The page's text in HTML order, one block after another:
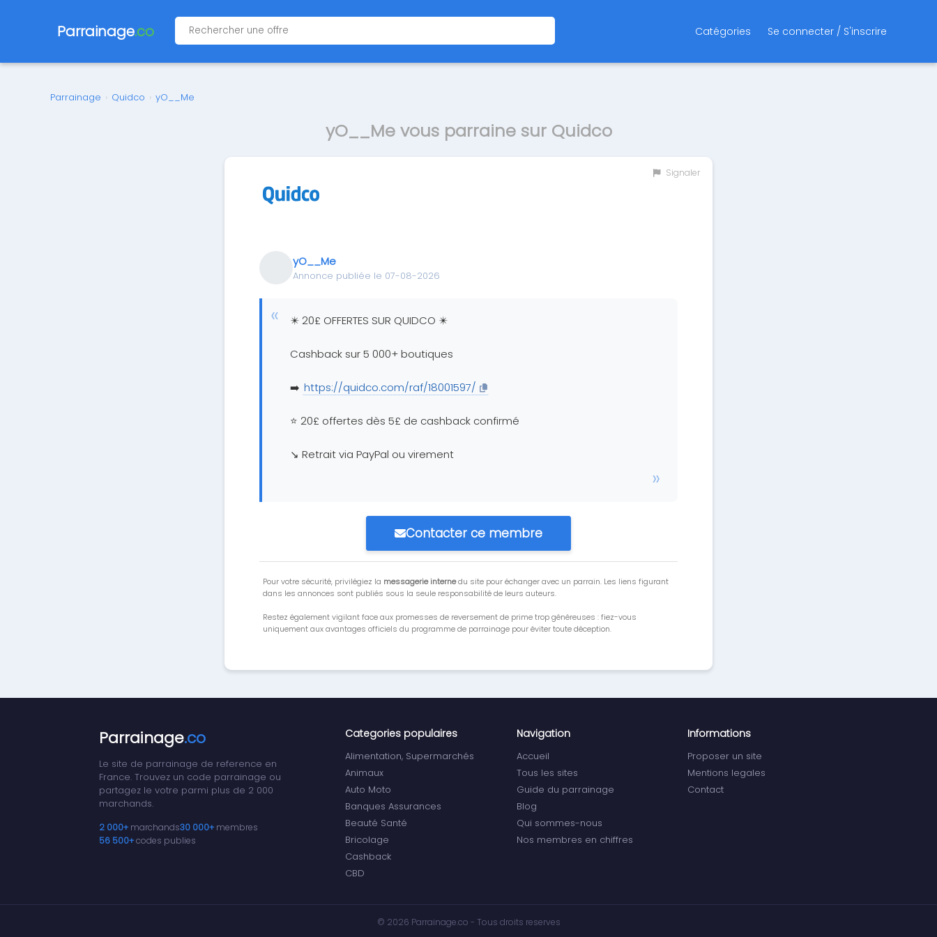
Parrainage.co Catégories Se connecter / S'inscrire
Parrainage › Quidco › yO__Me
yO__Me vous parraine sur Quidco
Signaler
yO__Me
Annonce publiée le 07-08-2026
✴️ 20£ OFFERTES SUR QUIDCO ✴️
Cashback sur 5 000+ boutiques
➡️ https://quidco.com/raf/18001597/
⭐ 20£ offertes dès 5£ de cashback confirmé
↘️ Retrait via PayPal ou virement
Contacter ce membre
Pour votre sécurité, privilégiez la messagerie internedu site pour échanger avec un parrain. Les liens figurant
dans les annonces sont publiés sous la seule responsabilité de leurs auteurs.
Restez également vigilant face aux promesses de reversement de prime trop généreuses : fiez-vous
uniquement aux avantages officiels du programme de parrainage pour éviter toute déception.
Parrainage.co
Le site de parrainage de reference en
France. Trouvez un code parrainage ou
partagez le votre parmi plus de 2 000
marchands.
2 000+ marchands30 000+ membres
56 500+codes publies
Categories populaires
Alimentation, Supermarchés
Animaux
Auto Moto
Banques Assurances
Beauté Santé
Bricolage
Cashback
CBD
Navigation
Accueil
Tous les sites
Guide du parrainage
Blog
Qui sommes-nous
Nos membres en chiffres
Informations
Proposer un site
Mentions legales
Contact
© 2026 Parrainage.co - Tous droits reserves